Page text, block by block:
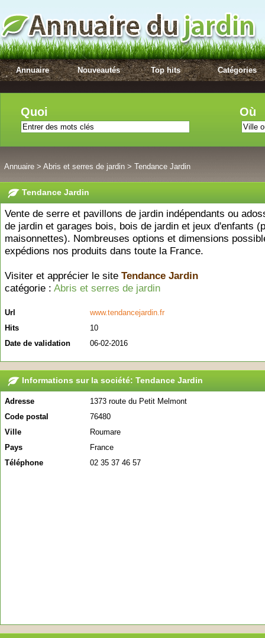
Annuaire Nouveautés Top hits Catégories
Quoi Où
Annuaire > Abris et serres de jardin > Tendance Jardin
Tendance Jardin
Vente de serre et pavillons de jardin indépendants ou
de jardin et garages bois, bois de jardin et jeux d'enfants
maisonnettes). Nombreuses options et dimensions
expédions nos produits dans toute la France.
Visiter et apprécier le site Tendance Jardin
catégorie : Abris et serres de jardin
Url
www.tendancejardin.fr
Hits
10
Date de validation
06-02-2016
Informations sur la société: Tendance Jardin
Adresse
1373 route du Petit Melmont
Code postal
76480
Ville
Roumare
Pays
France
Téléphone
02 35 37 46 57